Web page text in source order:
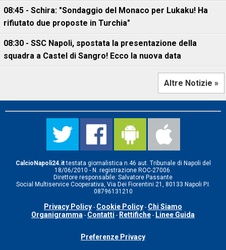
08:45 - Schira: "Sondaggio del Monaco per Lukaku! Ha
rifiutato due proposte in Turchia"
08:30 - SSC Napoli, spostata la presentazione della
squadra a Castel di Sangro! Ecco la nuova data
Altre Notizie »
CalcioNapoli24.ittestata giornalistica n.46 aut. Tribunale di Napoli del
18/06/2010 - N. registrazione ROC-27006.
Direttore responsabile: Salvatore Passante
Social Multiservice Cooperativa, Via Dei Fiorentini 21, 80133 Napoli P.I.
08796131210
Privacy Policy - Cookie Policy - Chi Siamo
Organigramma - Contatti - Rettifiche - Linee Guida
Preferenze Privacy